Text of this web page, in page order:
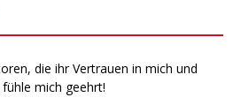
die ihr Vertrauen in mich und
mich geehrt!